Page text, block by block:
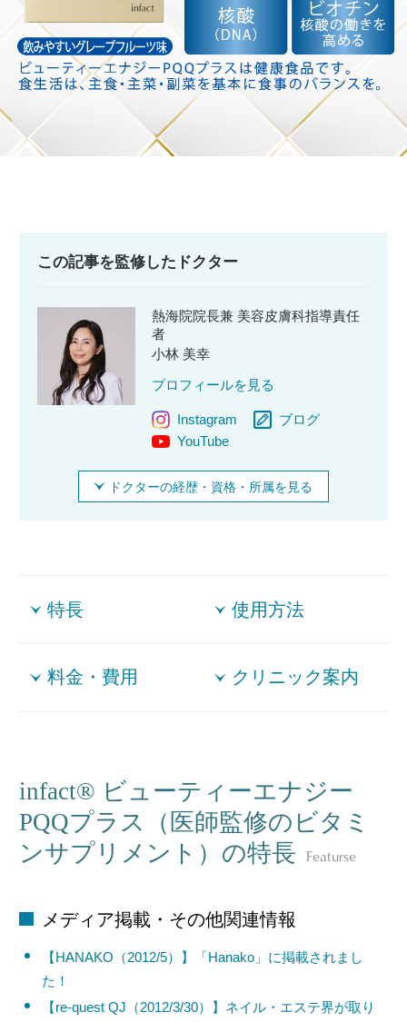
この記事を監修したドクター
熱海院院長兼 美容皮膚科指導責任
者
小林 美幸
プロフィールを見る
Instagram
ブログ
YouTube
ドクターの経歴・資格・所属を見る
特長 使用方法
料金・費用 クリニック案内
infact® ビューティーエナジー
PQQプラス（医師監修のビタミ
ンサプリメント）の特長 Featurse
メディア掲載・その他関連情報
【HANAKO（2012/5）】「Hanako」に掲載されまし
た！
【re-quest QJ（2012/3/30）】ネイル・エステ界が取り